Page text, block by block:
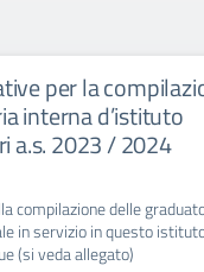
per la
interna d’istituto
a.s. 2023 / 2024
compilazione delle
in servizio in questo
(si veda allegato)